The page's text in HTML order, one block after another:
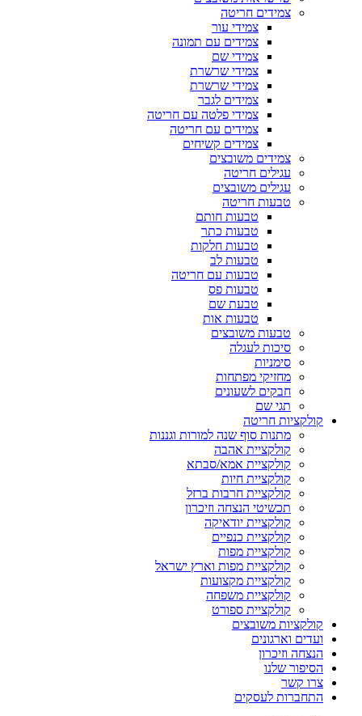
צמידים חריטה
צמידי עור
צמידים עם תמונה
צמידי שם
צמידי שרשרת
צמידי שרשרת
צמידים לגבר
צמידי פלטה עם חריטה
צמידים עם חריטה
צמידים קשיחים
צמידים משובצים
עגילים חריטה
עגילים משובצים
טבעות חריטה
טבעות חותם
טבעות כתר
טבעות חלקות
טבעות לב
טבעות עם חריטה
טבעות פס
טבעת שם
טבעות אות
טבעות משובצים
סיכות לעגלה
סימניות
מחזיקי מפתחות
חבקים לשעונים
תגי שם
קולקציות חריטה
מתנות סוף שנה למורות וגננות
קולקציית אהבה
קולקציית אמא/סבתא
קולקציית חיות
קולקציית חרבות ברזל
תכשיטי הנצחה וזיכרון
קולקציית יודאיקה
קולקציית כנפיים
קולקציית מפות
קולקציית מפות וארץ ישראל
קולקציית מקצועות
קולקציית משפחה
קולקציית ספורט
קולקציות משובצים
ועדים וארגונים
הנצחה וזיכרון
הסיפור שלנו
צרו קשר
התחברות לעסקים